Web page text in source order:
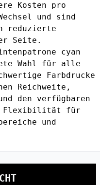
Kosten pro
und sind
reduzierte
Seite.
cyan
Wahl für alle
Farbdrucke
Reichweite,
den verfügbaren
Flexibilität für
und